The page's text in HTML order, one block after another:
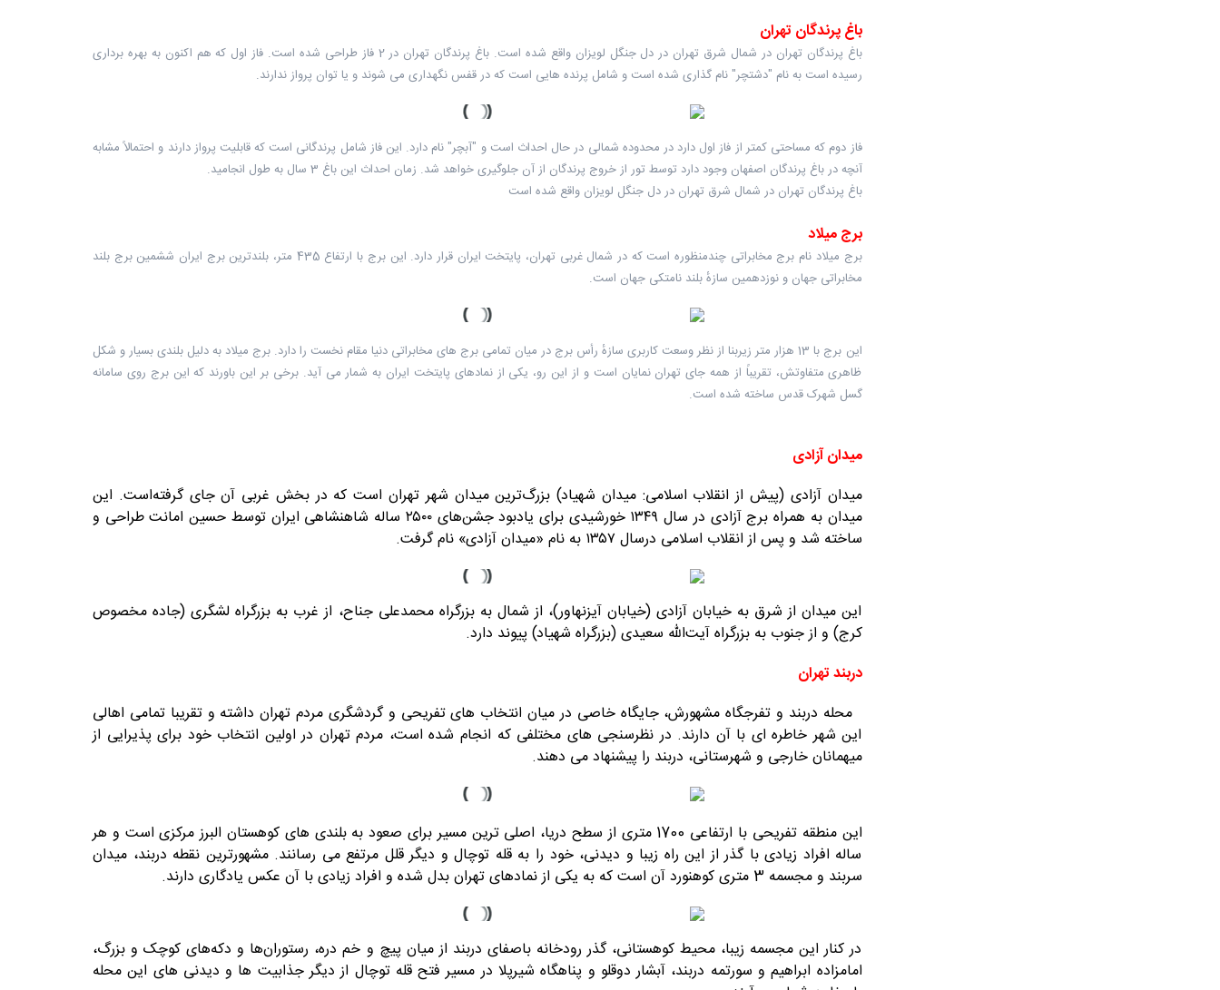
باغ پرندگان تهران
باغ پرندگان تهران در شمال شرق تهران در دل جنگل لویزان واقع شده است. باغ پرندگان تهران در 2 فاز طراحی شده است. فاز اول که هم اکنون به بهره برداری
رسیده است به نام "دشتچر" نام گذاری شده است و شامل پرنده هایی است که در قفس نگهداری می شوند و یا توان پرواز ندارند.
فاز دوم که مساحتی کمتر از فاز اول دارد در محدوده شمالی در حال احداث است و "آبچر" نام دارد. این فاز شامل پرندگانی است که قابلیت پرواز دارند و احتمالاً مشابه
آنچه در باغ پرندگان اصفهان وجود دارد توسط تور از خروج پرندگان از آن جلوگیری خواهد شد. زمان احداث این باغ 3 سال به طول انجامید.
باغ پرندگان تهران در شمال شرق تهران در دل جنگل لویزان واقع شده است
برج میلاد
برج میلاد نام برج مخابراتی چندمنظوره است که در شمال غربی تهران، پایتخت ایران قرار دارد. این برج با ارتفاع 435 متر، بلندترین برج ایران ششمین برج بلند
مخابراتی جهان و نوزدهمین سازهٔ بلند نامتکی جهان است.
این برج با 13 هزار متر زیربنا از نظر وسعت کاربری سازهٔ رأس برج در میان تمامی برج های مخابراتی دنیا مقام نخست را دارد. برج میلاد به دلیل بلندی بسیار و شکل
ظاهری متفاوتش، تقریباً از همه جای تهران نمایان است و از این رو، یکی از نمادهای پایتخت ایران به شمار می آید. برخی بر این باورند که این برج روی سامانه
گسل شهرک قدس ساخته شده است.
میدان آزادی
میدان آزادی (پیش از انقلاب اسلامی: میدان شهیاد) بزرگ‌ترین میدان شهر تهران است که در بخش غربی آن جای گرفته‌است. این
میدان به همراه برج آزادی در سال ۱۳۴۹ خورشیدی برای یادبود جشن‌های ۲۵۰۰ ساله شاهنشاهی ایران توسط حسین امانت طراحی و
ساخته شد و پس از انقلاب اسلامی درسال ۱۳۵۷ به نام «میدان آزادی» نام گرفت.
این میدان از شرق به خیابان آزادی (خیابان آیزنهاور)، از شمال به بزرگراه محمدعلی جناح، از غرب به بزرگراه لشگری (جاده مخصوص
کرج) و از جنوب به بزرگراه آیت‌الله سعیدی (بزرگراه شهیاد) پیوند دارد.
دربندتهران
محله دربند و تفرجگاه مشهورش، جایگاه خاصی در میان انتخاب های تفریحی و گردشگری مردم تهران داشته و تقریبا تمامی اهالی
این شهر خاطره ای با آن دارند. در نظرسنجی های مختلفی که انجام شده است، مردم تهران در اولین انتخاب خود برای پذیرایی از
میهمانان خارجی و شهرستانی، دربند را پیشنهاد می دهند.
این منطقه تفریحی با ارتفاعی 1700 متری از سطح دریا، اصلی ترین مسیر برای صعود به بلندی های کوهستان البرز مرکزی است و هر
ساله افراد زیادی با گذر از این راه زیبا و دیدنی، خود را به قله توچال و دیگر قلل مرتفع می رسانند. مشهورترین نقطه دربند، میدان
سربند و مجسمه 3 متری کوهنورد آن است که به یکی از نمادهای تهران بدل شده و افراد زیادی با آن عکس یادگاری دارند.
در کنار این مجسمه‌ زیبا، محیط کوهستانی، گذر رودخانه‌ باصفای دربند از میان پیچ و خم دره، رستوران‌ها و دکه‌های کوچک و بزرگ،
امامزاده ابراهیم و سورتمه دربند، آبشار دوقلو و پناهگاه شیرپلا در مسیر فتح قله توچال از دیگر جذابیت ها و دیدنی های این محله